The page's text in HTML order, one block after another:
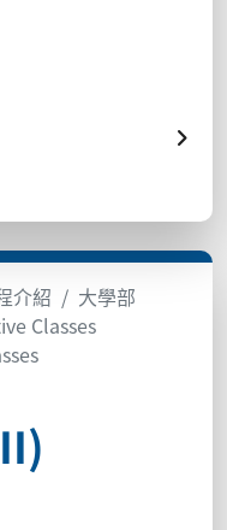
介紹
大學部
Classes